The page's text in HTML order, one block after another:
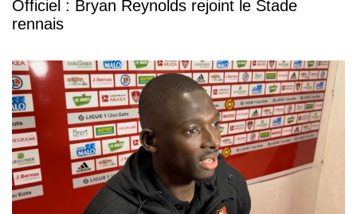
Officiel : Bryan Reynolds rejoint le Stade
rennais